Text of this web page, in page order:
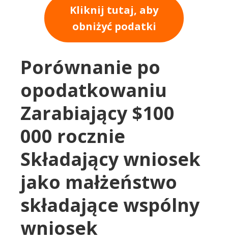
Kliknij tutaj, aby
obniżyć podatki
Porównanie po
opodatkowaniu
Zarabiający $100
000 rocznie
Składający wniosek
jako małżeństwo
składające wspólny
wniosek